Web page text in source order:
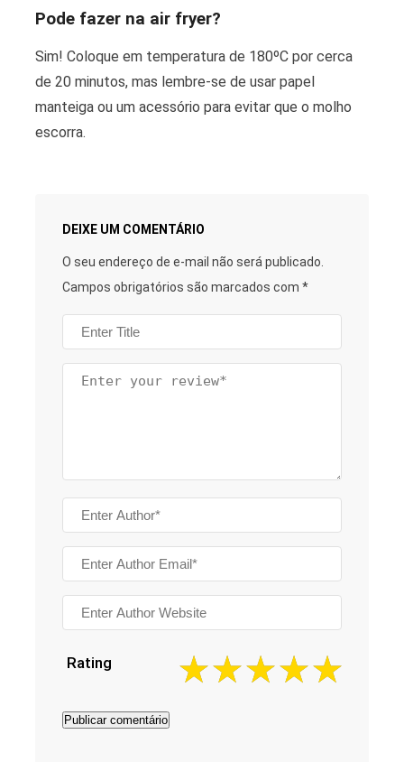
Pode fazer na air fryer?
Sim! Coloque em temperatura de 180ºC por cerca
de 20 minutos, mas lembre-se de usar papel
manteiga ou um acessório para evitar que o molho
escorra.
DEIXE UM COMENTÁRIO
O seu endereço de e-mail não será publicado.
Campos obrigatórios são marcados com *
Rating